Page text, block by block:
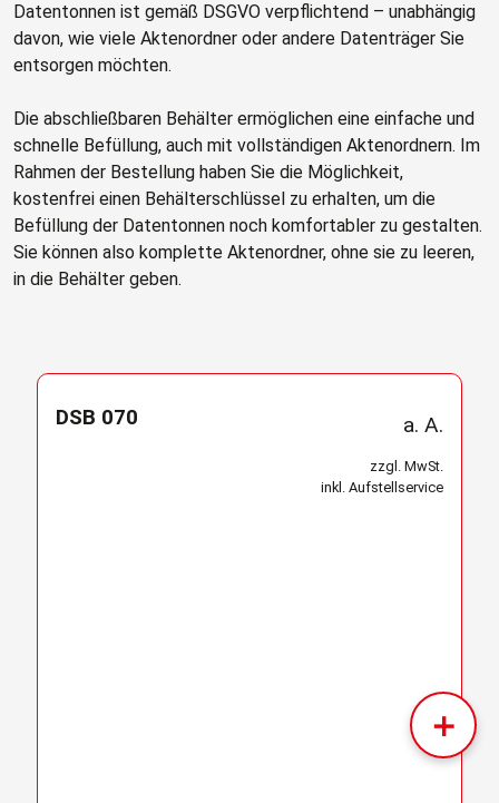
＋
Datentonnen ist gemäß DSGVO verpflichtend – unabhängig
davon, wie viele Aktenordner oder andere Datenträger Sie
entsorgen möchten.
Die abschließbaren Behälter ermöglichen eine einfache und
schnelle Befüllung, auch mit vollständigen Aktenordnern. Im
Rahmen der Bestellung haben Sie die Möglichkeit,
kostenfrei einen Behälterschlüssel zu erhalten, um die
Befüllung der Datentonnen noch komfortabler zu gestalten.
Sie können also komplette Aktenordner, ohne sie zu leeren,
in die Behälter geben.
DSB 070 a. A.
zzgl. MwSt.
inkl. Aufstellservice